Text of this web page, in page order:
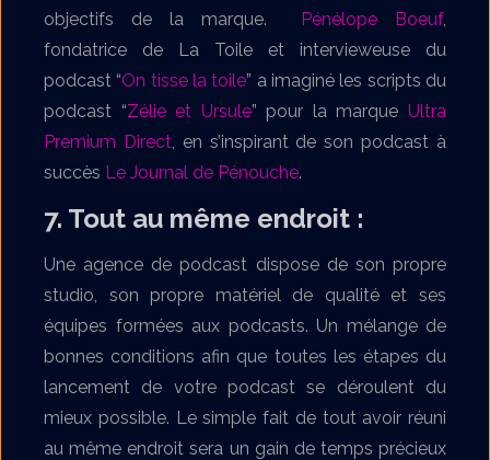
objectifs de la marque. Pénélope Boeuf,
fondatrice de La Toile et intervieweuse du
podcast “On tisse la toile” a imaginé les scripts du
podcast “Zélie et Ursule” pour la marqueUltra
Premium Direct , en s’inspirant de son podcast à
succès Le Journal de Pénouche.
7. Tout au même endroit :
Une agence de podcast dispose de son propre
studio, son propre matériel de qualité et ses
équipes formées aux podcasts. Un mélange de
bonnes conditions afin que toutes les étapes du
lancement de votre podcast se déroulent du
mieux possible. Le simple fait de tout avoir réuni
au même endroit sera un gain de temps précieux